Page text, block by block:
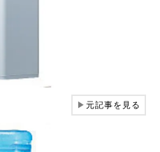
▶元記事を見る